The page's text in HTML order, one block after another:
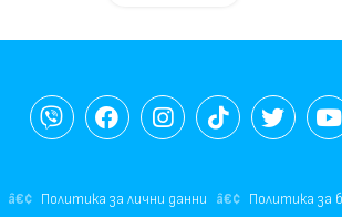
Политика за лични данни Политика за